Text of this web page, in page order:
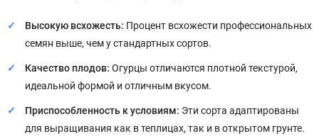
Высокую всхожесть: Процент всхожести профессиональных
семян выше, чем у стандартных сортов.
Качество плодов: Огурцы отличаются плотной текстурой,
идеальной формой и отличным вкусом.
Приспособленность к условиям: Эти сорта адаптированы
для выращивания как в теплицах, так и в открытом грунте.